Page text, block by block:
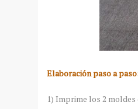
Elaboración paso a
1) Imprime los 2